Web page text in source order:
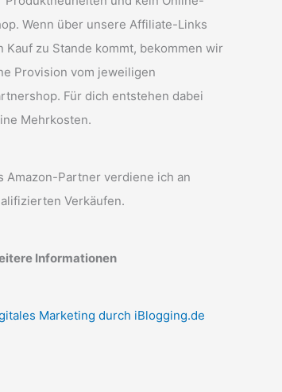
Wenn über unsere Affiliate-Links
Kauf zu Stande kommt, bekommen wir
Provision vom jeweiligen
Für dich entstehen dabei
Mehrkosten.
Amazon-Partner verdiene ich an
Verkäufen.
Informationen
Marketing durch iBlogging.de